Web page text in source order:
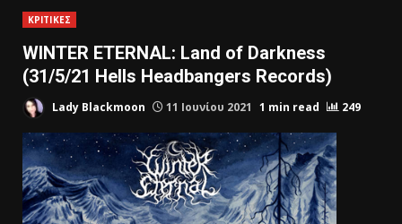
ΚΡΙΤΙΚΕΣ
WINTER ETERNAL: Land of Darkness
(31/5/21 Hells Headbangers Records)
Lady Blackmoon 11 Ιουνίου 2021 1 min read 249